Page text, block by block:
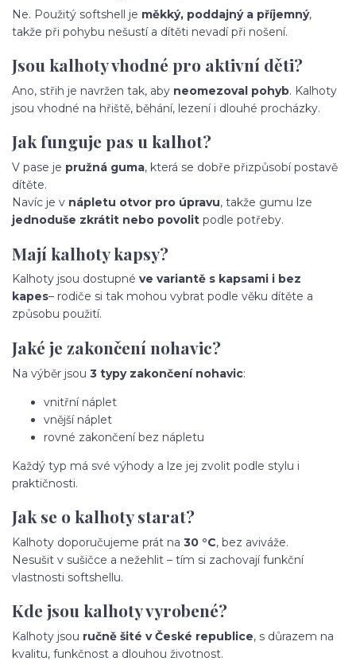
Ne. Použitý softshell je měkký, poddajný a příjemný,
takže při pohybu nešustí a dítěti nevadí při nošení.
Jsou kalhoty vhodné pro aktivní děti?
Ano, střih je navržen tak, aby neomezoval pohyb. Kalhoty
jsou vhodné na hřiště, běhání, lezení i dlouhé procházky.
Jak funguje pas u kalhot?
V pase je pružná guma, která se dobře přizpůsobí postavě
dítěte.
Navíc je v nápletu otvor pro úpravu, takže gumu lze
jednoduše zkrátit nebo povolit podle potřeby.
Mají kalhoty kapsy?
Kalhoty jsou dostupné ve variantě s kapsami i bez
kapes– rodiče si tak mohou vybrat podle věku dítěte a
způsobu použití.
Jaké je zakončení nohavic?
Na výběr jsou 3 typy zakončení nohavic:
vnitřní náplet
vnější náplet
rovné zakončení bez nápletu
Každý typ má své výhody a lze jej zvolit podle stylu i
praktičnosti.
Jak se o kalhoty starat?
Kalhoty doporučujeme prát na 30 °C, bez aviváže.
Nesušit v sušičce a nežehlit – tím si zachovají funkční
vlastnosti softshellu.
Kde jsou kalhoty vyrobené?
Kalhoty jsou ručně šité v České republice, s důrazem na
kvalitu, funkčnost a dlouhou životnost.